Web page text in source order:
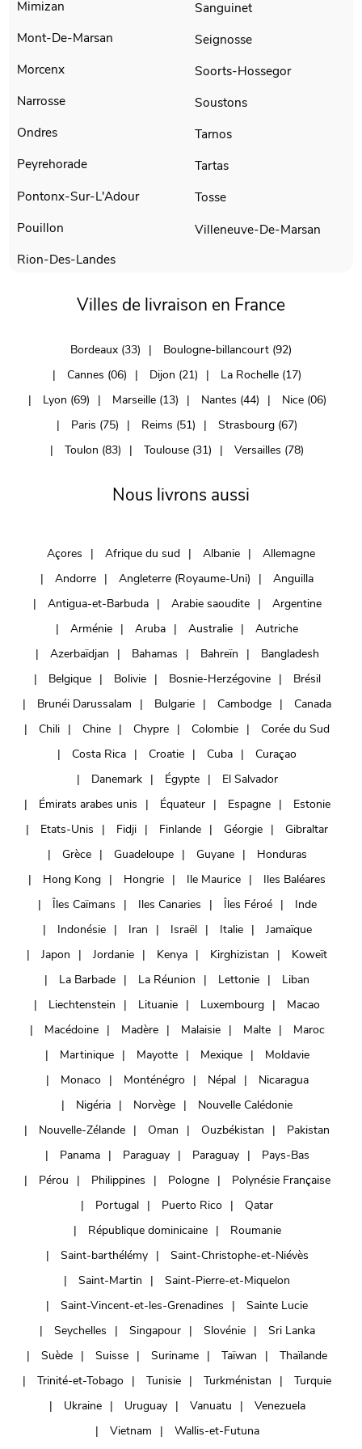
Mimizan
Mont-De-Marsan
Morcenx
Narrosse
Ondres
Peyrehorade
Pontonx-Sur-L'Adour
Pouillon
Rion-Des-Landes
Sanguinet
Seignosse
Soorts-Hossegor
Soustons
Tarnos
Tartas
Tosse
Villeneuve-De-Marsan
Villes de livraison en France
Bordeaux (33)
Boulogne-billancourt (92)
Cannes (06)
Dijon (21)
La Rochelle (17)
Lyon (69)
Marseille (13) Nantes (44)
Nice (06)
Paris (75)
Reims (51)
Strasbourg (67)
Toulon (83)
Toulouse (31) Versailles (78)
Nous livrons aussi
Açores Afrique du sud Albanie
Allemagne
Andorre
Angleterre (Royaume-Uni)
Anguilla
Antigua-et-Barbuda
Arabie saoudite
Argentine
Arménie
Aruba Australie
Autriche
Azerbaïdjan
Bahamas Bahreïn
Bangladesh
Belgique
Bolivie Bosnie-Herzégovine
Brésil
Brunéi Darussalam
Bulgarie Cambodge
Canada
Chili
Chine Chypre Colombie
Corée du Sud
Costa Rica
Croatie Cuba
Curaçao
Danemark
Égypte
El Salvador
Émirats arabes unis
Équateur Espagne
Estonie
Etats-Unis
Fidji Finlande Géorgie
Gibraltar
Grèce
Guadeloupe Guyane
Honduras
Hong Kong
Hongrie Ile Maurice
Iles Baléares
Îles Caïmans
Iles Canaries Îles Féroé
Inde
Indonésie
Iran Israël Italie
Jamaïque
Japon
Jordanie Kenya Kirghizistan
Koweït
La Barbade
La Réunion Lettonie
Liban
Liechtenstein
Lituanie Luxembourg
Macao
Macédoine
Madère Malaisie Malte
Maroc
Martinique
Mayotte Mexique
Moldavie
Monaco
Monténégro Népal
Nicaragua
Nigéria
Norvège
Nouvelle Calédonie
Nouvelle-Zélande
Oman Ouzbékistan
Pakistan
Panama
Paraguay Paraguay
Pays-Bas
Pérou
Philippines Pologne
Polynésie Française
Portugal
Puerto Rico
Qatar
République dominicaine
Roumanie
Saint-barthélémy
Saint-Christophe-et-Niévès
Saint-Martin
Saint-Pierre-et-Miquelon
Saint-Vincent-et-les-Grenadines
Sainte Lucie
Seychelles
Singapour Slovénie
Sri Lanka
Suède
Suisse Suriname Taïwan
Thaïlande
Trinité-et-Tobago
Tunisie Turkménistan
Turquie
Ukraine
Uruguay Vanuatu
Venezuela
Vietnam
Wallis-et-Futuna